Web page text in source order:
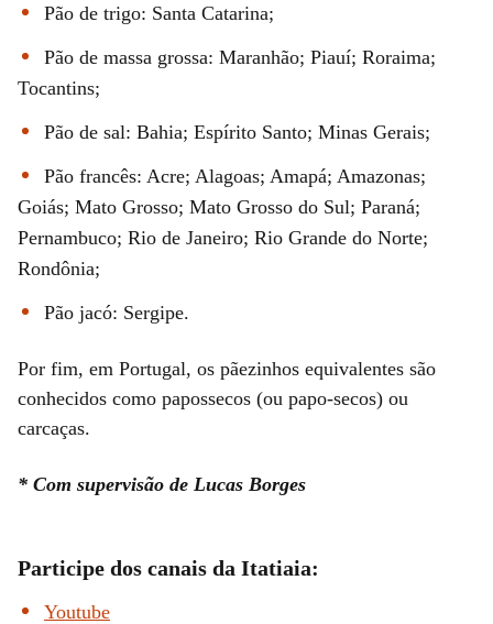
Pão de trigo: Santa Catarina;
Pão de massa grossa: Maranhão; Piauí; Roraima;
Tocantins;
Pão de sal: Bahia; Espírito Santo; Minas Gerais;
Pão francês: Acre; Alagoas; Amapá; Amazonas;
Goiás; Mato Grosso; Mato Grosso do Sul; Paraná;
Pernambuco; Rio de Janeiro; Rio Grande do Norte;
Rondônia;
Pão jacó: Sergipe.
Por fim, em Portugal, os pãezinhos equivalentes são
conhecidos como papossecos (ou papo-secos) ou
carcaças.
* Com supervisão de Lucas Borges
Participe dos canais da Itatiaia:
Youtube